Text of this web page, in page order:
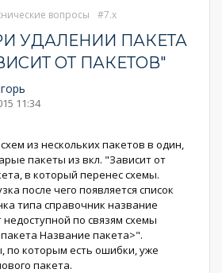
вопросы 7.x
УДАЛЕНИИ ПАКЕТА
ОТ ПАКЕТОВ"
11:34
из нескольких пакетов в один,
пакеты из вкл. "Зависит от
в который перенес схемы.
после чего появляется список
типа справочник название
недоступной по связям схемы
Название пакета>".
по которым есть ошибки, уже
пакета.